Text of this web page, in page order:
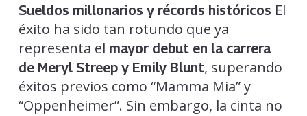
Sueldos millonarios y récords históricos El
éxito ha sido tan rotundo que ya
representa el mayor debut en la carrera
de Meryl Streep y Emily Blunt, superando
éxitos previos como “Mamma Mia” y
“Oppenheimer”. Sin embargo, la cinta no